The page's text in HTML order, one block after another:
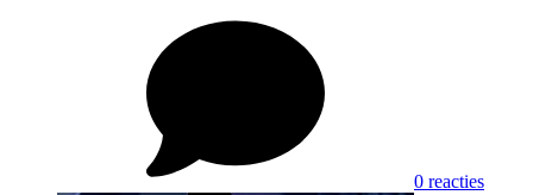
0 reacties